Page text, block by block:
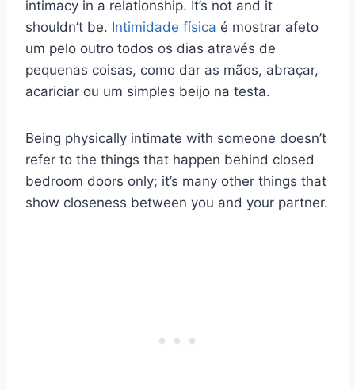
intimacy in a relationship. It’s not and it
shouldn’t be. Intimidade física é mostrar afeto
um pelo outro todos os dias através de
pequenas coisas, como dar as mãos, abraçar,
acariciar ou um simples beijo na testa.
Being physically intimate with someone doesn’t
refer to the things that happen behind closed
bedroom doors only; it’s many other things that
show closeness between you and your partner.